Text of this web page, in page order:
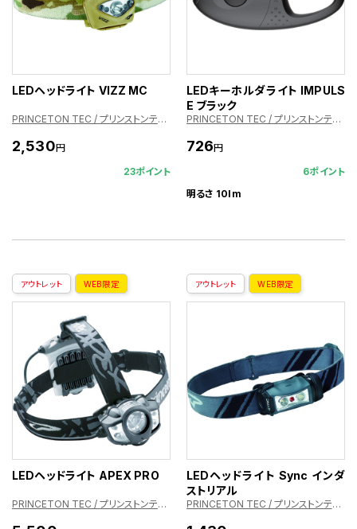
LEDヘッドライト VIZZ MC
PRINCETON TEC / プリンストンテック
2,530円
23ポイント
LEDキーホルダライト IMPULS
E ブラック
PRINCETON TEC / プリンストンテック
726円
6ポイント
明るさ 10lm
アウトレット WEB限定
LEDヘッドライト APEX PRO
PRINCETON TEC / プリンストンテック
アウトレット WEB限定
LEDヘッドライト Sync インダ
ストリアル
PRINCETON TEC / プリンストンテック